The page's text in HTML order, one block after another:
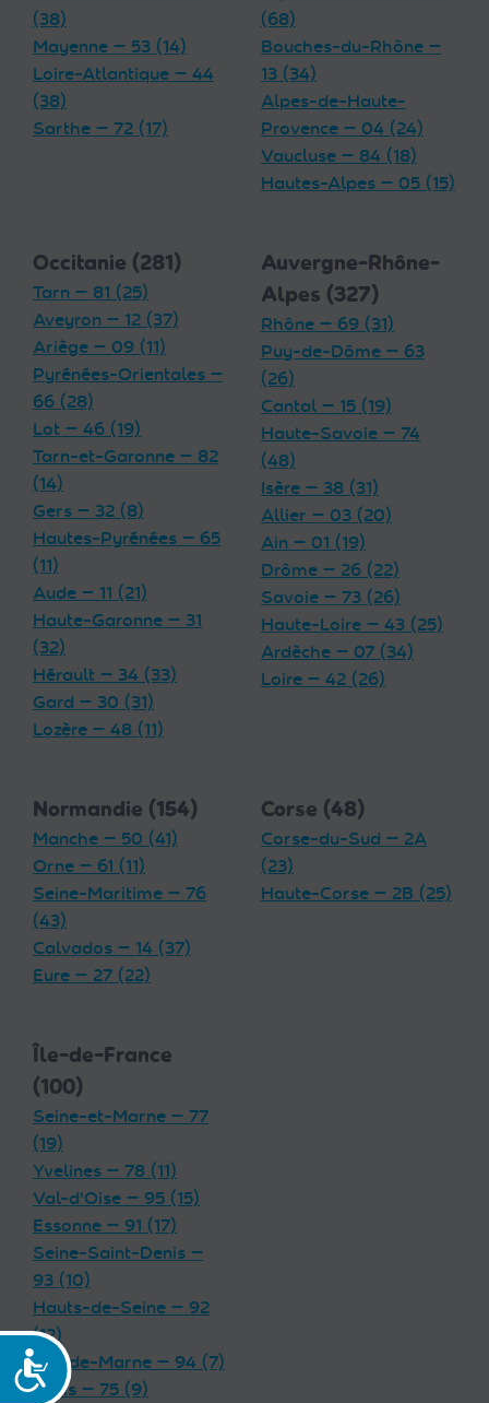
Accessibilité
(38)
Mayenne — 53 (14)
Loire-Atlantique — 44
(38)
Sarthe — 72 (17)
(68)
Bouches-du-Rhône —
13 (34)
Alpes-de-Haute-
Provence — 04 (24)
Vaucluse — 84 (18)
Hautes-Alpes — 05 (15)
Occitanie (281)
Tarn — 81 (25)
Aveyron — 12 (37)
Ariège — 09 (11)
Pyrénées-Orientales —
66 (28)
Lot — 46 (19)
Tarn-et-Garonne — 82
(14)
Gers — 32 (8)
Hautes-Pyrénées — 65
(11)
Aude — 11 (21)
Haute-Garonne — 31
(32)
Hérault — 34 (33)
Gard — 30 (31)
Lozère — 48 (11)
Auvergne-Rhône-
Alpes (327)
Rhône — 69 (31)
Puy-de-Dôme — 63
(26)
Cantal — 15 (19)
Haute-Savoie — 74
(48)
Isère — 38 (31)
Allier — 03 (20)
Ain — 01 (19)
Drôme — 26 (22)
Savoie — 73 (26)
Haute-Loire — 43 (25)
Ardèche — 07 (34)
Loire — 42 (26)
Normandie (154)
Manche — 50 (41)
Orne — 61 (11)
Seine-Maritime — 76
(43)
Calvados — 14 (37)
Eure — 27 (22)
Corse (48)
Corse-du-Sud — 2A
(23)
Haute-Corse — 2B (25)
Île-de-France
(100)
Seine-et-Marne — 77
(19)
Yvelines — 78 (11)
Val-d'Oise — 95 (15)
Essonne — 91 (17)
Seine-Saint-Denis —
93 (10)
Hauts-de-Seine — 92
(12)
Val-de-Marne — 94 (7)
Paris — 75 (9)